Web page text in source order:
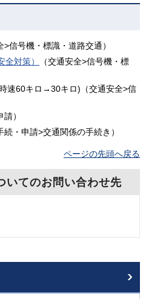
>信号機・標識・道路交通）
対策）
（交通安全>信号機・標
速60キロ→30キロ)（交通安全>信
請）
続・申請>交通関係の手続き）
ページの先頭へ戻る
いてのお問い合わせ先